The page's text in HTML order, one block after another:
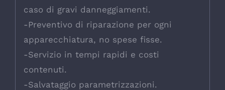
caso di gravi danneggiamenti.
-Preventivo di riparazione per ogni
apparecchiatura, no spese fisse.
-Servizio in tempi rapidi e costi
contenuti.
-Salvataggio parametrizzazioni.